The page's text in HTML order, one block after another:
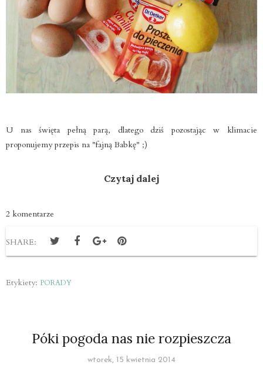
U nas święta pełną parą, dlatego dziś pozostając w klimacie
proponujemy przepis na "fajną Babkę" ;)
Czytaj dalej
2 komentarze
SHARE:
Etykiety: PORADY
Póki pogoda nas nie rozpieszcza
wtorek, 15 kwietnia 2014